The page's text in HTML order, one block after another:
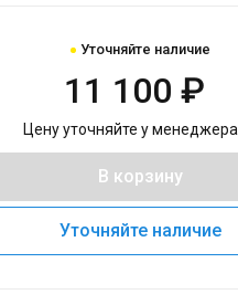
Уточняйте наличие
11 100 ₽
Цену уточняйте у менеджера
В корзину
Уточняйте наличие